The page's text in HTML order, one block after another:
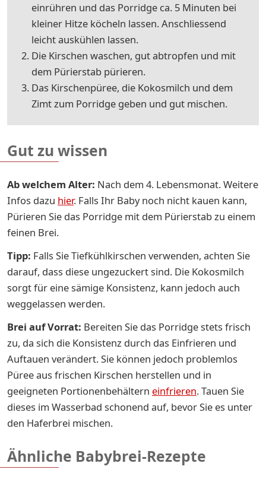
einrühren und das Porridge ca. 5 Minuten bei
kleiner Hitze köcheln lassen. Anschliessend
leicht auskühlen lassen.
Die Kirschen waschen, gut abtropfen und mit
dem Pürierstab pürieren.
Das Kirschenpüree, die Kokosmilch und dem
Zimt zum Porridge geben und gut mischen.
Gut zu wissen
Ab welchem Alter: Nach dem 4. Lebensmonat. Weitere
Infos dazu hier. Falls Ihr Baby noch nicht kauen kann,
Pürieren Sie das Porridge mit dem Pürierstab zu einem
feinen Brei.
Tipp: Falls Sie Tiefkühlkirschen verwenden, achten Sie
darauf, dass diese ungezuckert sind. Die Kokosmilch
sorgt für eine sämige Konsistenz, kann jedoch auch
weggelassen werden.
Brei auf Vorrat: Bereiten Sie das Porridge stets frisch
zu, da sich die Konsistenz durch das Einfrieren und
Auftauen verändert. Sie können jedoch problemlos
Püree aus frischen Kirschen herstellen und in
geeigneten Portionenbehältern einfrieren. Tauen Sie
dieses im Wasserbad schonend auf, bevor Sie es unter
den Haferbrei mischen.
Ähnliche Babybrei-Rezepte